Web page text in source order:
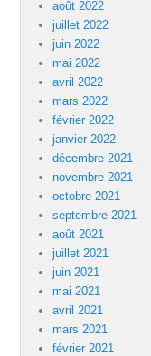
août 2022
juillet 2022
juin 2022
mai 2022
avril 2022
mars 2022
février 2022
janvier 2022
décembre 2021
novembre 2021
octobre 2021
septembre 2021
août 2021
juillet 2021
juin 2021
mai 2021
avril 2021
mars 2021
février 2021